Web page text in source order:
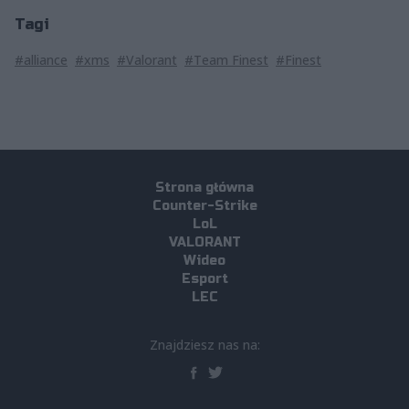
Tagi
#alliance #xms #Valorant #Team Finest #Finest
Strona główna
Counter-Strike
LoL
VALORANT
Wideo
Esport
LEC
Znajdziesz nas na: